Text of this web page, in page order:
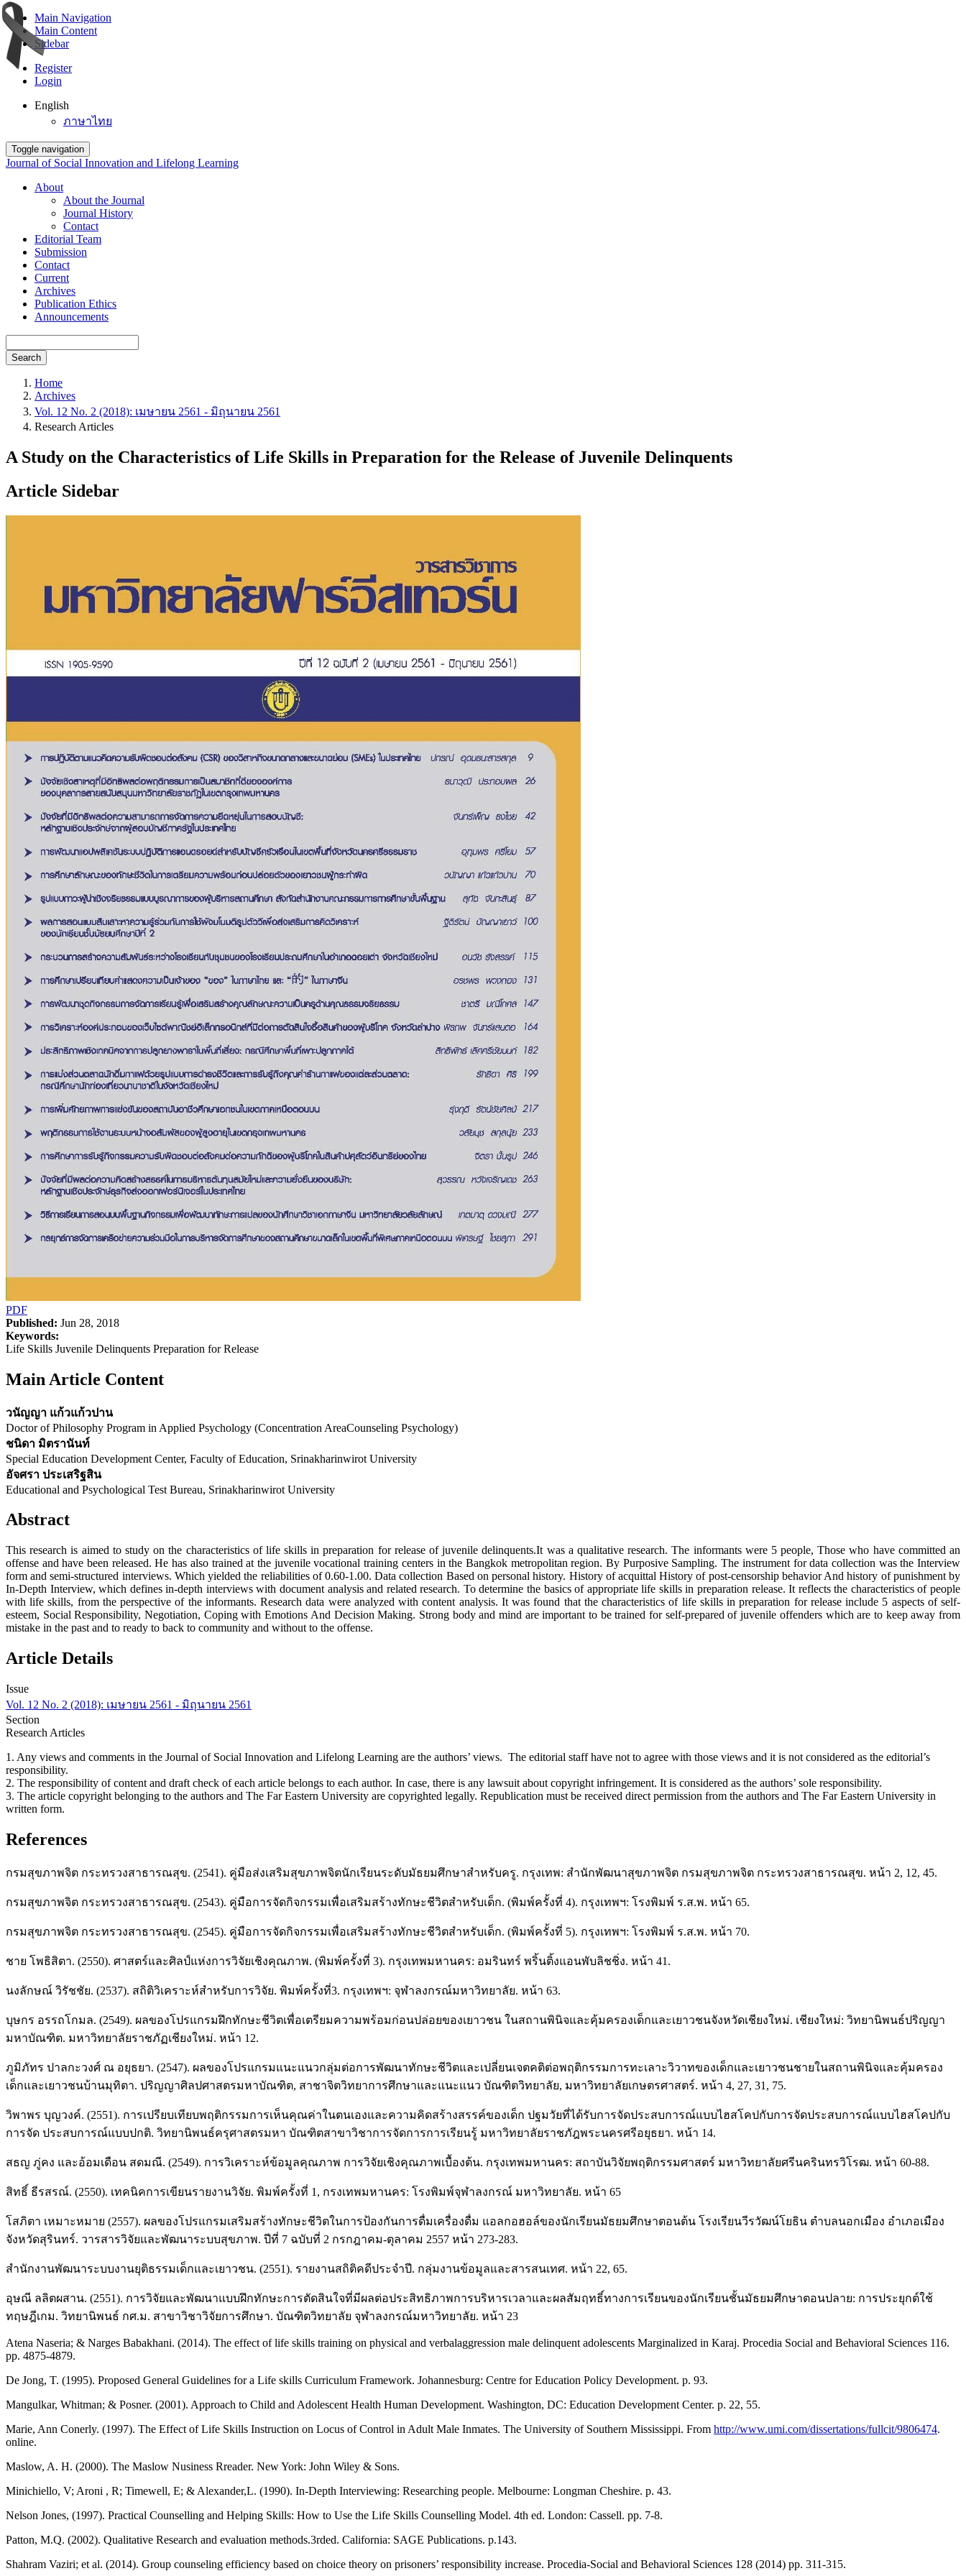
Main Navigation
Main Content
Sidebar
Register
Login
English
ภาษาไทย
Toggle navigation
Journal of Social Innovation and Lifelong Learning
About
About the Journal
Journal History
Contact
Editorial Team
Submission
Contact
Current
Archives
Publication Ethics
Announcements
Search
Home
Archives
Vol. 12 No. 2 (2018): เมษายน 2561 - มิถุนายน 2561
Research Articles
A Study on the Characteristics of Life Skills in Preparation for the Release of Juvenile Delinquents
Article Sidebar
PDF
Published: Jun 28, 2018
Keywords:
Life Skills Juvenile Delinquents Preparation for Release
Main Article Content
วนัญญา แก้วแก้วปาน
Doctor of Philosophy Program in Applied Psychology (Concentration AreaCounseling Psychology)
ชนิดา มิตรานันท์
Special Education Development Center, Faculty of Education, Srinakharinwirot University
อัจศรา ประเสริฐสิน
Educational and Psychological Test Bureau, Srinakharinwirot University
Abstract
This research is aimed to study on the characteristics of life skills in preparation for release of juvenile delinquents.It was a qualitative research. The informants were 5 people, Those who have committed an
offense and have been released. He has also trained at the juvenile vocational training centers in the Bangkok metropolitan region. By Purposive Sampling. The instrument for data collection was the Interview
form and semi-structured interviews. Which yielded the reliabilities of 0.60-1.00. Data collection Based on personal history. History of acquittal History of post-censorship behavior And history of punishment by
In-Depth Interview, which defines in-depth interviews with document analysis and related research. To determine the basics of appropriate life skills in preparation release. It reflects the characteristics of people
with life skills, from the perspective of the informants. Research data were analyzed with content analysis. It was found that the characteristics of life skills in preparation for release include 5 aspects of self-
esteem, Social Responsibility, Negotiation, Coping with Emotions And Decision Making. Strong body and mind are important to be trained for self-prepared of juvenile offenders which are to keep away from
mistake in the past and to ready to back to community and without to the offense.
Article Details
Issue
Vol. 12 No. 2 (2018): เมษายน 2561 - มิถุนายน 2561
Section
Research Articles
1. Any views and comments in the Journal of Social Innovation and Lifelong Learning are the authors’ views. The editorial staff have not to agree with those views and it is not considered as the editorial’s
responsibility.
2. The responsibility of content and draft check of each article belongs to each author. In case, there is any lawsuit about copyright infringement. It is considered as the authors’ sole responsibility.
3. The article copyright belonging to the authors and The Far Eastern University are copyrighted legally. Republication must be received direct permission from the authors and The Far Eastern University in
written form.
References
กรมสุขภาพจิต กระทรวงสาธารณสุข. (2541). คู่มือส่งเสริมสุขภาพจิตนักเรียนระดับมัธยมศึกษาสำหรับครู. กรุงเทพ: สำนักพัฒนาสุขภาพจิต กรมสุขภาพจิต กระทรวงสาธารณสุข. หน้า 2, 12, 45.
กรมสุขภาพจิต กระทรวงสาธารณสุข. (2543). คู่มือการจัดกิจกรรมเพื่อเสริมสร้างทักษะชีวิตสำหรับเด็ก. (พิมพ์ครั้งที่ 4). กรุงเทพฯ: โรงพิมพ์ ร.ส.พ. หน้า 65.
กรมสุขภาพจิต กระทรวงสาธารณสุข. (2545). คู่มือการจัดกิจกรรมเพื่อเสริมสร้างทักษะชีวิตสำหรับเด็ก. (พิมพ์ครั้งที่ 5). กรุงเทพฯ: โรงพิมพ์ ร.ส.พ. หน้า 70.
ชาย โพธิสิตา. (2550). ศาสตร์และศิลป์แห่งการวิจัยเชิงคุณภาพ. (พิมพ์ครั้งที่ 3). กรุงเทพมหานคร: อมรินทร์ พริ้นติ้งแอนพับลิชชิ่ง. หน้า 41.
นงลักษณ์ วิรัชชัย. (2537). สถิติวิเคราะห์สำหรับการวิจัย. พิมพ์ครั้งที่3. กรุงเทพฯ: จุฬาลงกรณ์มหาวิทยาลัย. หน้า 63.
บุษกร อรรถโกมล. (2549). ผลของโปรแกรมฝึกทักษะชีวิตเพื่อเตรียมความพร้อมก่อนปล่อยของเยาวชน ในสถานพินิจและคุ้มครองเด็กและเยาวชนจังหวัดเชียงใหม่. เชียงใหม่: วิทยานิพนธ์ปริญญา
มหาบัณฑิต. มหาวิทยาลัยราชภัฏเชียงใหม่. หน้า 12.
ภูมิภัทร ปาลกะวงศ์ ณ อยุธยา. (2547). ผลของโปรแกรมแนะแนวกลุ่มต่อการพัฒนาทักษะชีวิตและเปลี่ยนเจตคติต่อพฤติกรรมการทะเลาะวิวาทของเด็กและเยาวชนชายในสถานพินิจและคุ้มครอง
เด็กและเยาวชนบ้านมุทิตา. ปริญญาศิลปศาสตรมหาบัณฑิต, สาชาจิตวิทยาการศึกษาและแนะแนว บัณฑิตวิทยาลัย, มหาวิทยาลัยเกษตรศาสตร์. หน้า 4, 27, 31, 75.
วิพาพร บุญวงค์. (2551). การเปรียบเทียบพฤติกรรมการเห็นคุณค่าในตนเองและความคิดสร้างสรรค์ของเด็ก ปฐมวัยที่ได้รับการจัดประสบการณ์แบบไฮสโคปกับการจัดประสบการณ์แบบไฮสโคปกับ
การจัด ประสบการณ์แบบปกติ. วิทยานิพนธ์ครุศาสตรมหา บัณฑิตสาขาวิชาการจัดการการเรียนรู้ มหาวิทยาลัยราชภัฎพระนครศรีอยุธยา. หน้า 14.
สธญ ภู่คง และอ้อมเดือน สดมณี. (2549). การวิเคราะห์ข้อมูลคุณภาพ การวิจัยเชิงคุณภาพเบื้องต้น. กรุงเทพมหานคร: สถาบันวิจัยพฤติกรรมศาสตร์ มหาวิทยาลัยศรีนครินทรวิโรฒ. หน้า 60-88.
สิทธิ์ ธีรสรณ์. (2550). เทคนิคการเขียนรายงานวิจัย. พิมพ์ครั้งที่ 1, กรงเทพมหานคร: โรงพิมพ์จุฬาลงกรณ์ มหาวิทยาลัย. หน้า 65
โสภิตา เหมาะหมาย (2557). ผลของโปรแกรมเสริมสร้างทักษะชีวิตในการป้องกันการดื่มเครื่องดื่ม แอลกอฮอล์ของนักเรียนมัธยมศึกษาตอนต้น โรงเรียนวีรวัฒน์โยธิน ตำบลนอกเมือง อำเภอเมือง
จังหวัดสุรินทร์. วารสารวิจัยและพัฒนาระบบสุขภาพ. ปีที่ 7 ฉบับที่ 2 กรกฎาคม-ตุลาคม 2557 หน้า 273-283.
สำนักงานพัฒนาระบบงานยุติธรรมเด็กและเยาวชน. (2551). รายงานสถิติคดีประจำปี. กลุ่มงานข้อมูลและสารสนเทศ. หน้า 22, 65.
อุษณี ลลิตผสาน. (2551). การวิจัยและพัฒนาแบบฝึกทักษะการตัดสินใจที่มีผลต่อประสิทธิภาพการบริหารเวลาและผลสัมฤทธิ์ทางการเรียนของนักเรียนชั้นมัธยมศึกษาตอนปลาย: การประยุกต์ใช้
ทฤษฎีเกม. วิทยานิพนธ์ กศ.ม. สาขาวิชาวิจัยการศึกษา. บัณฑิตวิทยาลัย จุฬาลงกรณ์มหาวิทยาลัย. หน้า 23
Atena Naseria; & Narges Babakhani. (2014). The effect of life skills training on physical and verbalaggression male delinquent adolescents Marginalized in Karaj. Procedia Social and Behavioral Sciences 116.
pp. 4875-4879.
De Jong, T. (1995). Proposed General Guidelines for a Life skills Curriculum Framework. Johannesburg: Centre for Education Policy Development. p. 93.
Mangulkar, Whitman; & Posner. (2001). Approach to Child and Adolescent Health Human Development. Washington, DC: Education Development Center. p. 22, 55.
Marie, Ann Conerly. (1997). The Effect of Life Skills Instruction on Locus of Control in Adult Male Inmates. The University of Southern Mississippi. From http://www.umi.com/dissertations/fullcit/9806474.
online.
Maslow, A. H. (2000). The Maslow Nusiness Rreader. New York: John Wiley & Sons.
Minichiello, V; Aroni , R; Timewell, E; & Alexander,L. (1990). In-Depth Interviewing: Researching people. Melbourne: Longman Cheshire. p. 43.
Nelson Jones, (1997). Practical Counselling and Helping Skills: How to Use the Life Skills Counselling Model. 4th ed. London: Cassell. pp. 7-8.
Patton, M.Q. (2002). Qualitative Research and evaluation methods.3rded. California: SAGE Publications. p.143.
Shahram Vaziri; et al. (2014). Group counseling efficiency based on choice theory on prisoners’ responsibility increase. Procedia-Social and Behavioral Sciences 128 (2014) pp. 311-315.